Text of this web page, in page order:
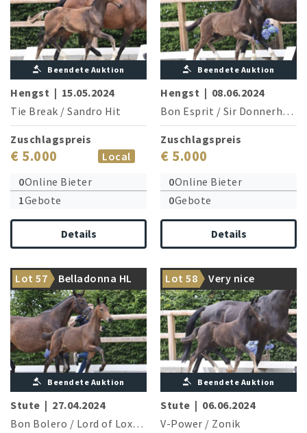
Beendete Auktion
Hengst | 15.05.2024
Tie Break / Sandro Hit
Zuschlagspreis
€ 5.000
Local
0Online Bieter
1Gebote
Details
Beendete Auktion
Hengst | 08.06.2024
Bon Esprit / Sir Donnerhall I
Zuschlagspreis
€ 5.000
0Online Bieter
0Gebote
Details
Lot 57 Belladonna HL
Bon Bolero öffnet seine
Schatztruhe
Beendete Auktion
Stute | 27.04.2024
Bon Bolero / Lord of Loxley
Lot 58 Very nice
Anmutige Dressurkünstlerin
der besonderen Art
Beendete Auktion
Stute | 06.06.2024
V-Power / Zonik